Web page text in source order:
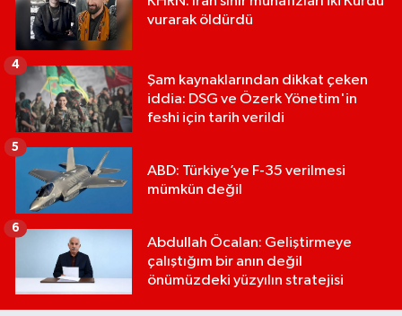
vurarak öldürdü
Şam kaynaklarından dikkat çeken
iddia: DSG ve Özerk Yönetim'in
feshi için tarih verildi
4
ABD: Türkiye’ye F-35 verilmesi
mümkün değil
5
Abdullah Öcalan: Geliştirmeye
çalıştığım bir anın değil
önümüzdeki yüzyılın stratejisi
6